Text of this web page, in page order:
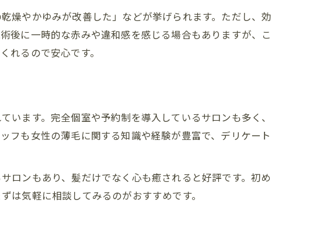
ケアの流れ
選び方
徴とは
理由
イント
ン選び
燥やかゆみが改善した」などが挙げられます。ただし、効
後に一時的な赤みや違和感を感じる場合もありますが、こ
れるので安心です。
ます。完全個室や予約制を導入しているサロンも多く、
フも女性の薄毛に関する知識や経験が豊富で、デリケート
ロンもあり、髪だけでなく心も癒されると好評です。初め
気軽に相談してみるのがおすすめです。